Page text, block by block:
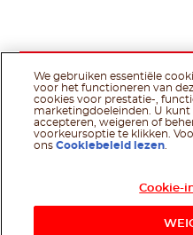
We gebruiken essentiële
voor het functioneren van
cookies voor prestatie-,
marketingdoeleinden. U kunt
accepteren, weigeren of
voorkeursoptie te klikken.
onsCookiebeleid lezen
Cookie-